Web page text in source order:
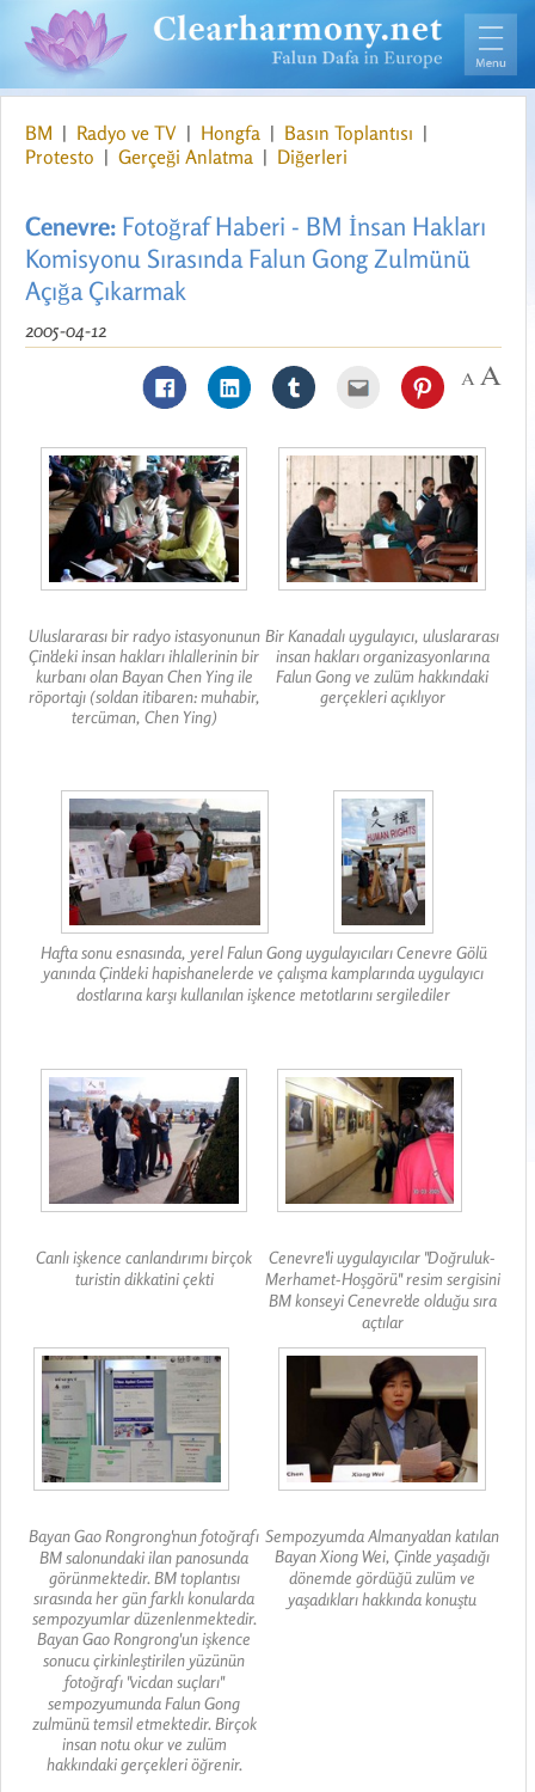
BM | Radyo ve TV | Hongfa | Basın Toplantısı |
Protesto | Gerçeği Anlatma | Diğerleri
Cenevre: Fotoğraf Haberi - BM İnsan Hakları
Komisyonu Sırasında Falun Gong Zulmünü
Açığa Çıkarmak
2005-04-12
Uluslararası bir radyo istasyonunun
Çin'deki insan hakları ihlallerinin bir
kurbanı olan Bayan Chen Ying ile
röportajı (soldan itibaren: muhabir,
tercüman, Chen Ying)
Bir Kanadalı uygulayıcı, uluslararası
insan hakları organizasyonlarına
Falun Gong ve zulüm hakkındaki
gerçekleri açıklıyor
Hafta sonu esnasında, yerel Falun Gong uygulayıcıları Cenevre Gölü
yanında Çin'deki hapishanelerde ve çalışma kamplarında uygulayıcı
dostlarına karşı kullanılan işkence metotlarını sergilediler
Canlı işkence canlandırımı birçok
turistin dikkatini çekti
Cenevre'li uygulayıcılar "Doğruluk-
Merhamet-Hoşgörü" resim sergisini
BM konseyi Cenevre'de olduğu sıra
açtılar
Bayan Gao Rongrong'nun fotoğrafı
BM salonundaki ilan panosunda
görünmektedir. BM toplantısı
sırasında her gün farklı konularda
sempozyumlar düzenlenmektedir.
Bayan Gao Rongrong'un işkence
sonucu çirkinleştirilen yüzünün
fotoğrafı "vicdan suçları"
sempozyumunda Falun Gong
zulmünü temsil etmektedir. Birçok
insan notu okur ve zulüm
hakkındaki gerçekleri öğrenir.
Sempozyumda Almanya'dan katılan
Bayan Xiong Wei, Çin'de yaşadığı
dönemde gördüğü zulüm ve
yaşadıkları hakkında konuştu